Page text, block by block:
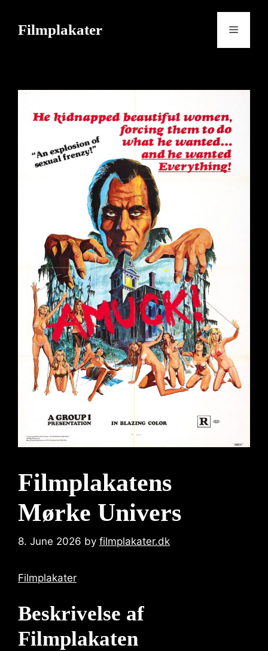
contentFilmplakater Menu
Filmplakatens
Mørke Univers
8. June 2026 by filmplakater.dk
Filmplakater
Beskrivelse af
Filmplakaten